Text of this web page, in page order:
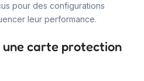
pour des configurations
leur performance.
carte protection